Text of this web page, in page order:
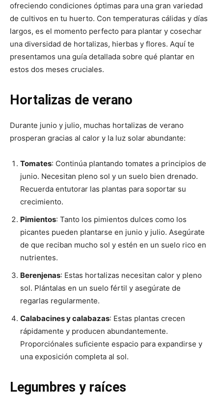
r
t
i
r
e
n
t
t
e
r
r
i
r
e
n
o
o
k
r
t
i
r
e
n
r
e
s
t
r
i
r
e
n
r
i
r
e
n
A
p
p
ofreciendo condiciones óptimas para una gran variedad
de cultivos en tu huerto. Con temperaturas cálidas y días
largos, es el momento perfecto para plantar y cosechar
una diversidad de hortalizas, hierbas y flores. Aquí te
presentamos una guía detallada sobre qué plantar en
estos dos meses cruciales.
Hortalizas de verano
Durante junio y julio, muchas hortalizas de verano
prosperan gracias al calor y la luz solar abundante:
Tomates: Continúa plantando tomates a principios de
junio. Necesitan pleno sol y un suelo bien drenado.
Recuerda entutorar las plantas para soportar su
crecimiento.
Pimientos: Tanto los pimientos dulces como los
picantes pueden plantarse en junio y julio. Asegúrate
de que reciban mucho sol y estén en un suelo rico en
nutrientes.
Berenjenas: Estas hortalizas necesitan calor y pleno
sol. Plántalas en un suelo fértil y asegúrate de
regarlas regularmente.
Calabacines y calabazas: Estas plantas crecen
rápidamente y producen abundantemente.
Proporciónales suficiente espacio para expandirse y
una exposición completa al sol.
Legumbres y raíces